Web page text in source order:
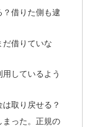
借りた側も逮
借りていな
しているよう
取り戻せる？
った。正規の